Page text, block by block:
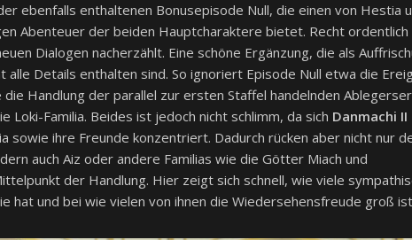
ebenfalls enthaltenen Bonusepisode Null, die einen von Hestia
Abenteuer der beiden Hauptcharaktere bietet. Recht
Dialogen nacherzählt. Eine schöne Ergänzung, die als
alle Details enthalten sind. So ignoriert Episode Null etwa die
Handlung der parallel zur ersten Staffel handelnden
Loki-Familia. Beides ist jedoch nicht schlimm, da sich Danmachi II
sowie ihre Freunde konzentriert. Dadurch rücken aber nicht nur
auch Aiz oder andere Familias wie die Götter Miach und
der Handlung. Hier zeigt sich schnell, wie viele
hat und bei wie vielen von ihnen die Wiedersehensfreude groß